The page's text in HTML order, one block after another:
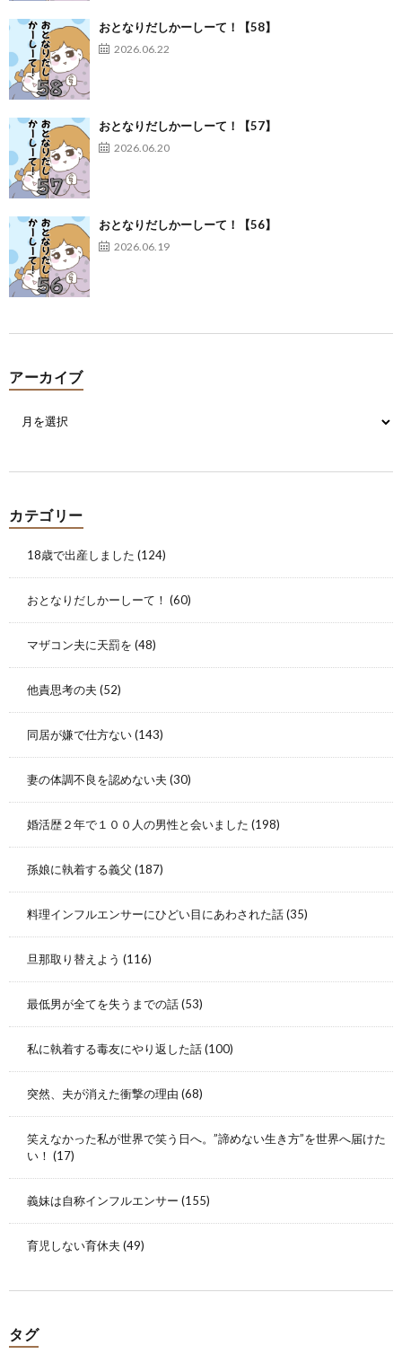
おとなりだしかーしーて！【58】
2026.06.22
おとなりだしかーしーて！【57】
2026.06.20
おとなりだしかーしーて！【56】
2026.06.19
アーカイブ
カテゴリー
18歳で出産しました (124)
おとなりだしかーしーて！ (60)
マザコン夫に天罰を (48)
他責思考の夫 (52)
同居が嫌で仕方ない(143)
妻の体調不良を認めない夫 (30)
婚活歴２年で１００人の男性と会いました (198)
孫娘に執着する義父 (187)
料理インフルエンサーにひどい目にあわされた話(35)
旦那取り替えよう (116)
最低男が全てを失うまでの話(53)
私に執着する毒友にやり返した話(100)
突然、夫が消えた衝撃の理由 (68)
笑えなかった私が世界で笑う日へ。”諦めない生き方”を世界へ届けた
い！ (17)
義妹は自称インフルエンサー (155)
育児しない育休夫 (49)
タグ